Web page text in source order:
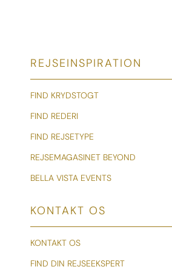
REJSEINSPIRATION
FIND KRYDSTOGT
FIND REDERI
FIND REJSETYPE
REJSEMAGASINET BEYOND
BELLA VISTA EVENTS
KONTAKT OS
KONTAKT OS
FIND DIN REJSEEKSPERT